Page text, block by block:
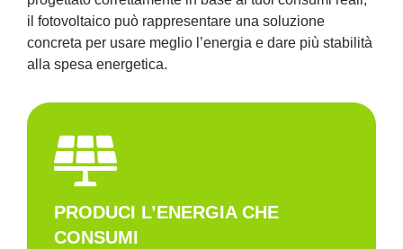
il fotovoltaico può rappresentare una soluzione
concreta per usare meglio l’energia e dare più stabilità
alla spesa energetica.
PRODUCI L’ENERGIA CHE
CONSUMI